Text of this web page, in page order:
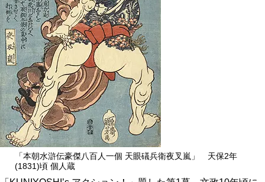
私と店のはなし
今月の京みやげ
京都の書店
CULTURE
「本朝水滸伝豪傑八百人一個 天眼礒兵衛夜叉嵐」 天保2年
(1831)頃 個人蔵